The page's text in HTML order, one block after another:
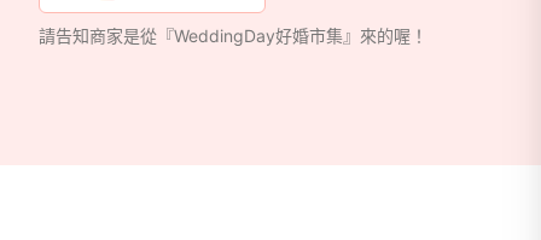
請告知商家是從『WeddingDay好婚市集』來的喔！